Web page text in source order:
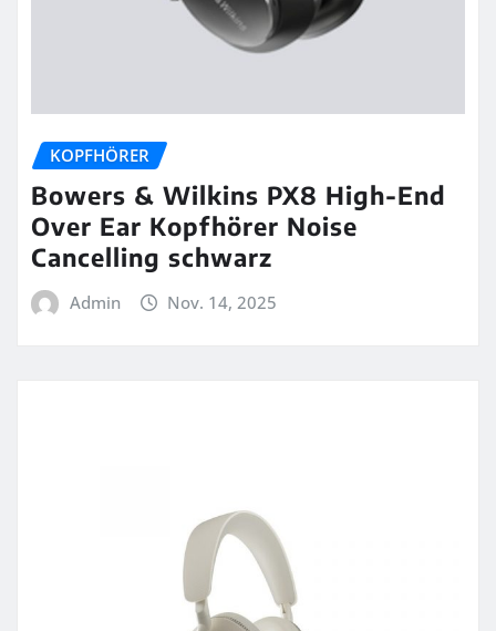
KOPFHÖRER
Bowers & Wilkins PX8 High-End
Over Ear Kopfhörer Noise
Cancelling schwarz
Admin Nov. 14, 2025